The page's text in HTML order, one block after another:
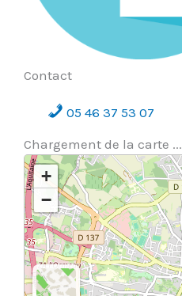
Contact
05 46 37 53 07
Chargement de la carte ...
+
−